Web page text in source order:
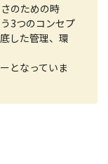
のための時
3つのコンセプ
した管理、環
となっていま